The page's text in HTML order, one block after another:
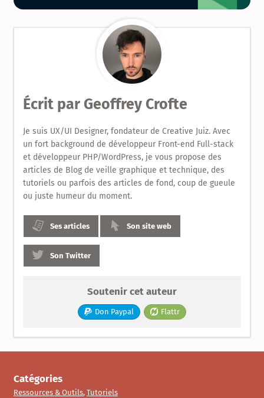
livres
Design
Produit
Écrit par Geoffrey Crofte
Je suis UX/UI Designer, fondateur de Creative Juiz. Avec
un fort background de développeur Front-end Full-stack
et développeur PHP/WordPress, je vous propose des
articles de Blog de veille graphique et technique, des
tutoriels ou parfois des articles de fond, coup de gueule
ou juste humeur du moment.
Ses articles Son site web
Son Twitter
Soutenir cet auteur
Don Paypal Flattr
Catégories
Ressources & Outils, Tutoriels